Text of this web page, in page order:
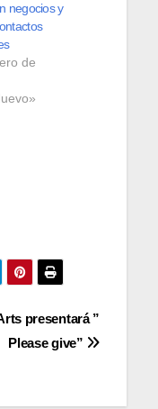
negocios y
de
presentará ”
Please give”